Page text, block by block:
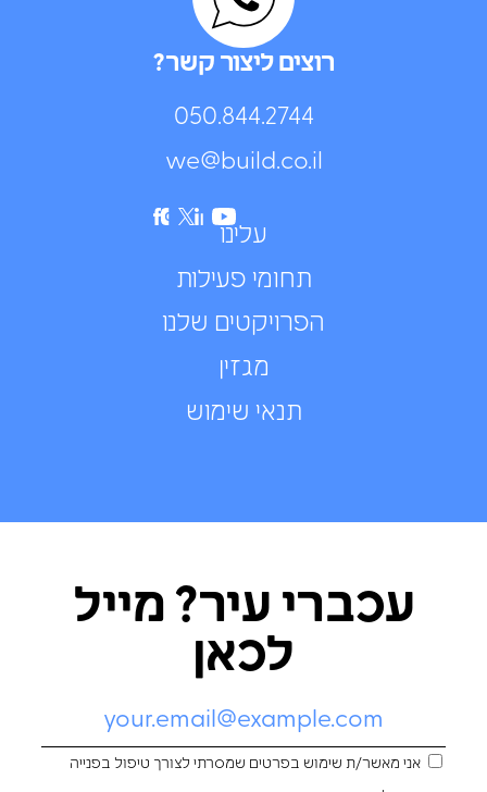
עלינו
תחומי פעילות
הפרויקטים שלנו
מגזין
תנאי שימוש
רוצים ליצור קשר?
050.844.2744⁩
we@build.co.il
עכברי עיר? מייל
לכאן
אני מאשר/ת שימוש בפרטים שמסרתי לצורך טיפול בפנייה